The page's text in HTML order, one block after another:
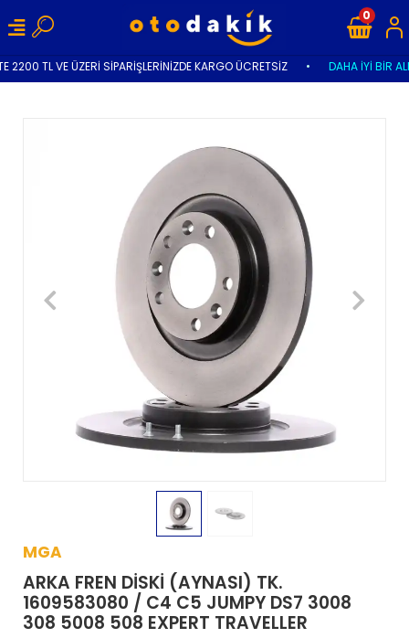
2200 TL VE ÜZERİ SİPARİŞLERİNİZDE KARGO ÜCRETSİZ DAHA İYİ BİR
0
MGA
ARKA FREN DİSKİ (AYNASI) TK.
1609583080 / C4 C5 JUMPY DS7 3008
308 5008 508 EXPERT TRAVELLER